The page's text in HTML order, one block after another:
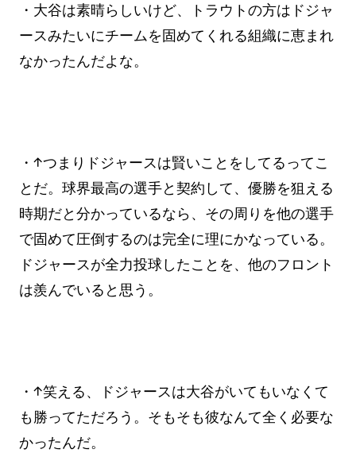
・大谷は素晴らしいけど、トラウトの方はドジャ
ースみたいにチームを固めてくれる組織に恵まれ
なかったんだよな。
・↑つまりドジャースは賢いことをしてるってこ
とだ。球界最高の選手と契約して、優勝を狙える
時期だと分かっているなら、その周りを他の選手
で固めて圧倒するのは完全に理にかなっている。
ドジャースが全力投球したことを、他のフロント
は羨んでいると思う。
・↑笑える、ドジャースは大谷がいてもいなくて
も勝ってただろう。そもそも彼なんて全く必要な
かったんだ。